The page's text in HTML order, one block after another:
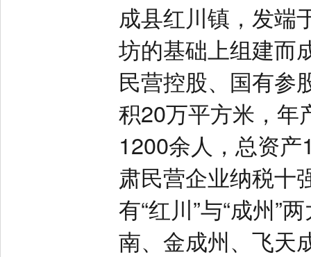
成县红川镇，发端
坊的基础上组建而
民营控股、国有参
积20万平方米，年
1200余人，总资
肃民营企业纳税十
有“红川”与“成州”
南、金成州、飞天